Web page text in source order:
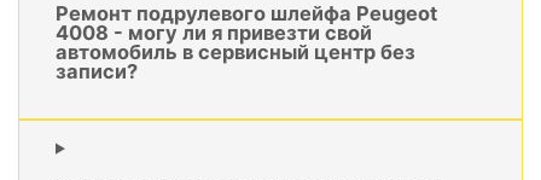
Ремонт подрулевого шлейфа Peugeot
4008 - могу ли я привезти свой
автомобиль в сервисный центр без
записи?